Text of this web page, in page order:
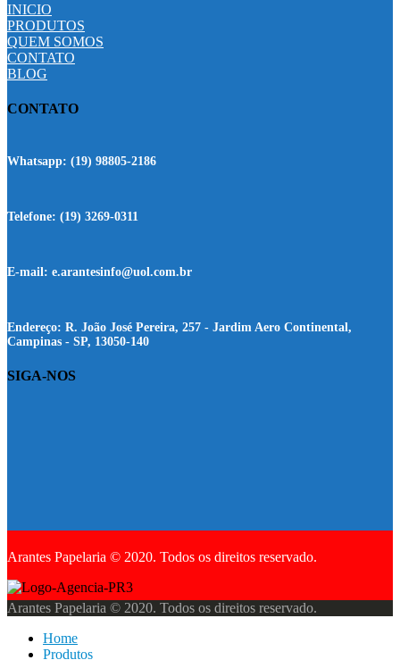
INICIO
PRODUTOS
QUEM SOMOS
CONTATO
BLOG
CONTATO
Whatsapp: (19) 98805-2186
Telefone: (19) 3269-0311
E-mail: e.arantesinfo@uol.com.br
Endereço: R. João José Pereira, 257 - Jardim Aero Continental,
Campinas - SP, 13050-140
SIGA-NOS
Arantes Papelaria © 2020. Todos os direitos reservado.
Arantes Papelaria © 2020. Todos os direitos reservado.
Home
Produtos